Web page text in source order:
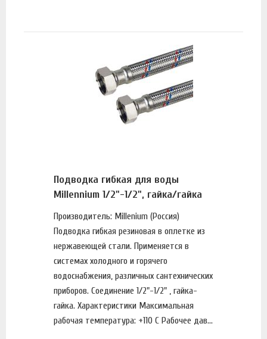
Подводка гибкая для воды
Millennium 1/2"-1/2", гайка/гайка
Производитель: Millenium (Россия)
Подводка гибкая резиновая в оплетке из
нержавеющей стали. Применяется в
системах холодного и горячего
водоснабжения, различных сантехнических
приборов. Соединение 1/2"-1/2" , гайка-
гайка. Характеристики Максимальная
рабочая температура: +110 С Рабочее дав...